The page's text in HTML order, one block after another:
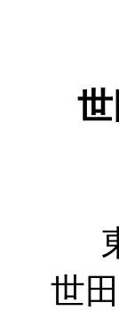
世